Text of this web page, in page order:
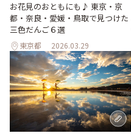
お花見のおともにも♪ 東京・京
都・奈良・愛媛・鳥取で見つけた
三色だんご６選
東京都 2026.03.29